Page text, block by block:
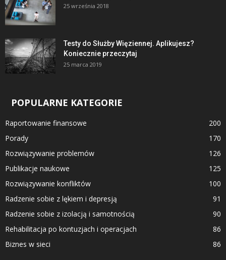
25 września 2018
Testy do Służby Więziennej. Aplikujesz?
Koniecznie przeczytaj
25 marca 2019
POPULARNE KATEGORIE
Raportowanie finansowe
200
Porady
170
Rozwiązywanie problemów
126
Publikacje naukowe
125
Rozwiązywanie konfliktów
100
Radzenie sobie z lękiem i depresją
91
Radzenie sobie z izolacją i samotnością
90
Rehabilitacja po kontuzjach i operacjach
86
Biznes w sieci
86